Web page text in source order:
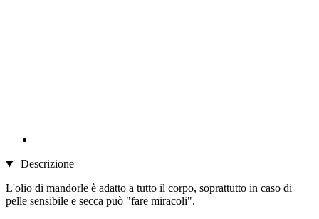
Descrizione
L'olio di mandorle è adatto a tutto il corpo, soprattutto in caso di
pelle sensibile e secca può "fare miracoli".